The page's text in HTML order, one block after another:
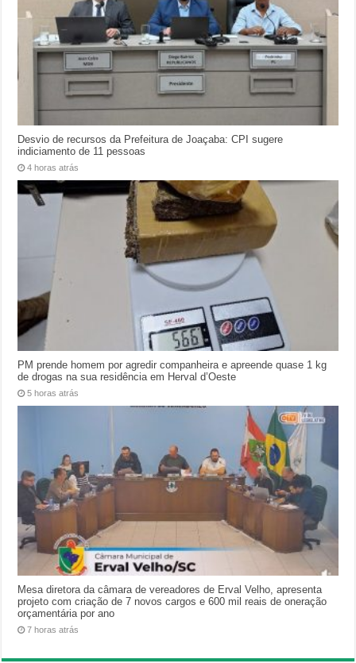
Desvio de recursos da Prefeitura de Joaçaba: CPI sugere
indiciamento de 11 pessoas
4 horas atrás
PM prende homem por agredir companheira e apreende quase 1 kg
de drogas na sua residência em Herval d’Oeste
5 horas atrás
Mesa diretora da câmara de vereadores de Erval Velho, apresenta
projeto com criação de 7 novos cargos e 600 mil reais de oneração
orçamentária por ano
7 horas atrás